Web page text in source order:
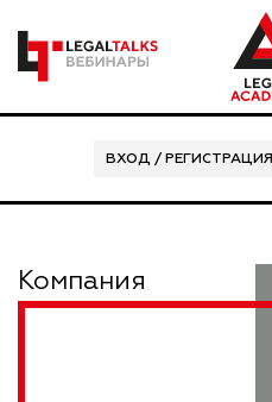
ВХОД / РЕГИСТРАЦИЯ
Компания